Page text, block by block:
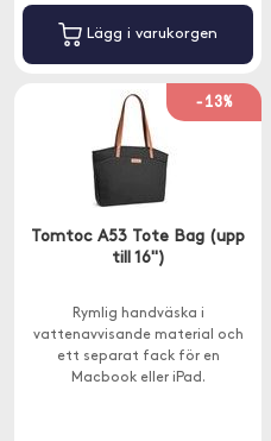
Lägg i varukorgen
-13%
Tomtoc A53 Tote Bag (upp
till 16")
Rymlig handväska i
vattenavvisande material och
ett separat fack för en
Macbook eller iPad.